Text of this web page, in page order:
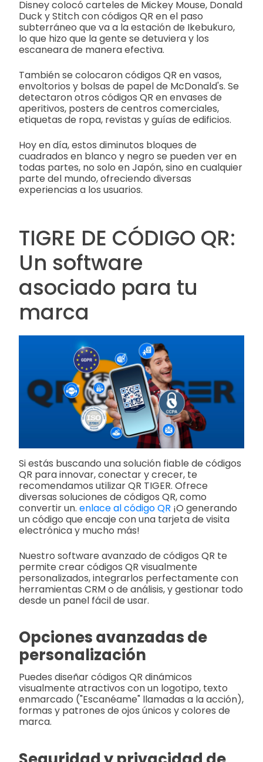
Disney colocó carteles de Mickey Mouse, Donald
Duck y Stitch con códigos QR en el paso
subterráneo que va a la estación de Ikebukuro,
lo que hizo que la gente se detuviera y los
escaneara de manera efectiva.
También se colocaron códigos QR en vasos,
envoltorios y bolsas de papel de McDonald's. Se
detectaron otros códigos QR en envases de
aperitivos, posters de centros comerciales,
etiquetas de ropa, revistas y guías de edificios.
Hoy en día, estos diminutos bloques de
cuadrados en blanco y negro se pueden ver en
todas partes, no solo en Japón, sino en cualquier
parte del mundo, ofreciendo diversas
experiencias a los usuarios.
TIGRE DE CÓDIGO QR:
Un software
asociado para tu
marca
Si estás buscando una solución fiable de códigos
QR para innovar, conectar y crecer, te
recomendamos utilizar QR TIGER. Ofrece
diversas soluciones de códigos QR, como
convertir un. enlace al código QR ¡O generando
un código que encaje con una tarjeta de visita
electrónica y mucho más!
Nuestro software avanzado de códigos QR te
permite crear códigos QR visualmente
personalizados, integrarlos perfectamente con
herramientas CRM o de análisis, y gestionar todo
desde un panel fácil de usar.
Opciones avanzadas de
personalización
Puedes diseñar códigos QR dinámicos
visualmente atractivos con un logotipo, texto
enmarcado ("Escanéame" llamadas a la acción),
formas y patrones de ojos únicos y colores de
marca.